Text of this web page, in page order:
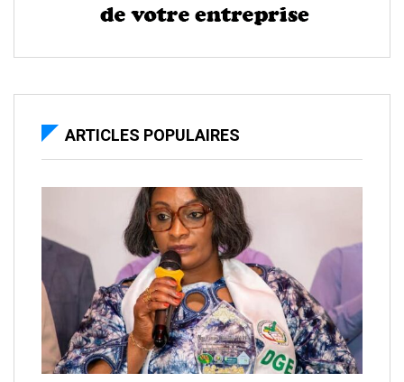
ARTICLES POPULAIRES